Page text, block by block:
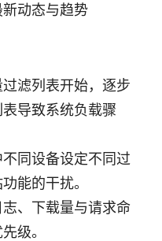
动态与趋势
滤列表开始，逐步
导致系统负载骤
同设备设定不同过
能的干扰。
、下载量与请求命
级。